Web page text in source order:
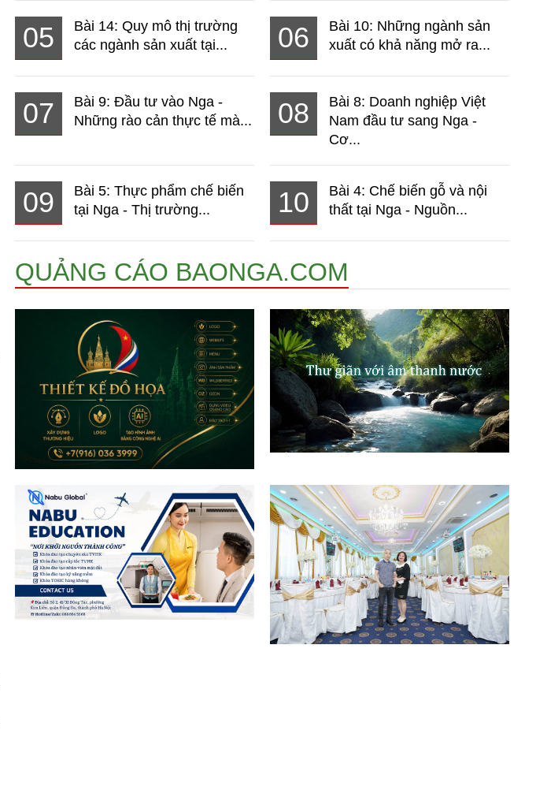
05
Bài 14: Quy mô thị trường
các ngành sản xuất tại...
06
Bài 10: Những ngành sản
xuất có khả năng mở ra...
07
Bài 9: Đầu tư vào Nga -
Những rào cản thực tế mà...
08
Bài 8: Doanh nghiệp Việt
Nam đầu tư sang Nga -
Cơ...
09
Bài 5: Thực phẩm chế biến
tại Nga - Thị trường...
10
Bài 4: Chế biến gỗ và nội
thất tại Nga - Nguồn...
QUẢNG CÁO BAONGA.COM